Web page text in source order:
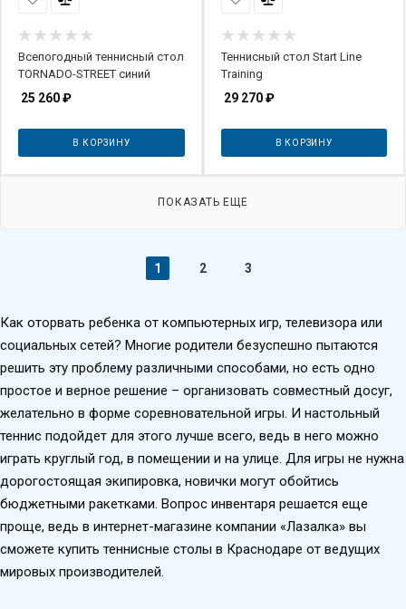
Всепогодный теннисный стол
TORNADO-STREET синий
25 260₽
В КОРЗИНУ
Теннисный стол Start Line
Training
29 270₽
В КОРЗИНУ
ПОКАЗАТЬ ЕЩЕ
1 2 3
Как оторвать ребенка от компьютерных игр, телевизора или
социальных сетей? Многие родители безуспешно пытаются
решить эту проблему различными способами, но есть одно
простое и верное решение – организовать совместный досуг,
желательно в форме соревновательной игры. И настольный
теннис подойдет для этого лучше всего, ведь в него можно
играть круглый год, в помещении и на улице. Для игры не нужна
дорогостоящая экипировка, новички могут обойтись
бюджетными ракетками. Вопрос инвентаря решается еще
проще, ведь в интернет-магазине компании «Лазалка» вы
сможете купить теннисные столы в Краснодаре от ведущих
мировых производителей.